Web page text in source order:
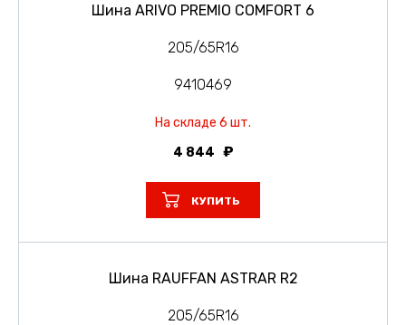
Шина ARIVO PREMIO COMFORT 6
205/65R16
9410469
На складе 6 шт.
4 844
КУПИТЬ
Шина RAUFFAN ASTRAR R2
205/65R16